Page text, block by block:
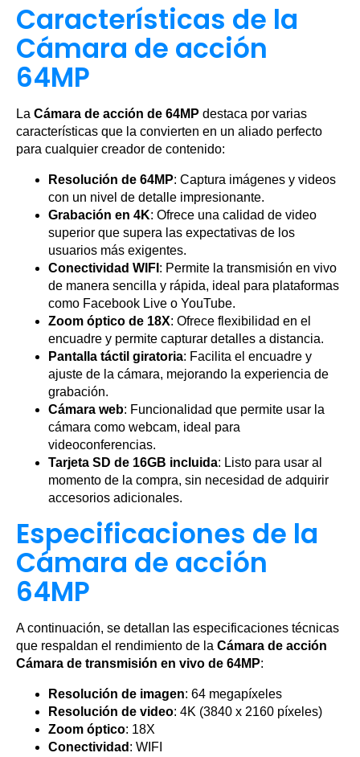
Características de la
Cámara de acción
64MP
La Cámara de acción de 64MP destaca por varias
características que la convierten en un aliado perfecto
para cualquier creador de contenido:
Resolución de 64MP: Captura imágenes y videos
con un nivel de detalle impresionante.
Grabación en 4K: Ofrece una calidad de video
superior que supera las expectativas de los
usuarios más exigentes.
Conectividad WIFI : Permite la transmisión en vivo
de manera sencilla y rápida, ideal para plataformas
como Facebook Live o YouTube.
Zoom óptico de 18X: Ofrece flexibilidad en el
encuadre y permite capturar detalles a distancia.
Pantalla táctil giratoria: Facilita el encuadre y
ajuste de la cámara, mejorando la experiencia de
grabación.
Cámara web: Funcionalidad que permite usar la
cámara como webcam, ideal para
videoconferencias.
Tarjeta SD de 16GB incluida: Listo para usar al
momento de la compra, sin necesidad de adquirir
accesorios adicionales.
Especificaciones de la
Cámara de acción
64MP
A continuación, se detallan las especificaciones técnicas
que respaldan el rendimiento de la Cámara de acción
Cámara de transmisión en vivo de 64MP:
Resolución de imagen: 64 megapíxeles
Resolución de video: 4K (3840 x 2160 píxeles)
Zoom óptico: 18X
Conectividad : WIFI